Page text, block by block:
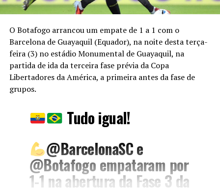
O Botafogo arrancou um empate de 1 a 1 com o
Barcelona de Guayaquil (Equador), na noite desta terça-
feira (3) no estádio Monumental de Guayaquil, na
partida de ida da terceira fase prévia da Copa
Libertadores da América, a primeira antes da fase de
grupos.
Tudo igual!
@BarcelonaSCe
@Botafogo empataram por
1-1 na abertura da Fase 3 da